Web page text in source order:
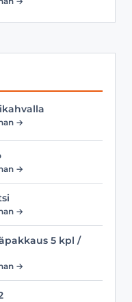
→
→
→
5 kpl /
→